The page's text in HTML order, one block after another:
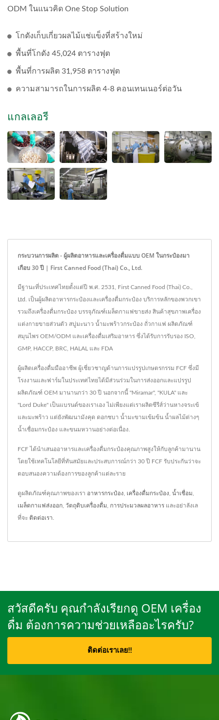
ODM ในแนวคิด One Stop Solution
โกดังเก็บเกี่ยวผลไม้แช่แข็งที่สร้างใหม่
พื้นที่โกดัง 45,024 ตารางฟุต
พื้นที่การผลิต 31,958 ตารางฟุต
ความสามารถในการผลิต 4-8 คอนเทนเนอร์ต่อวัน
แกลเลอรี
กระบวนการผลิต - ผู้ผลิตอาหารและเครื่องดื่มแบบ OEM ในกระป๋องมา
เกือบ 30 ปี | First Canned Food (Thai) Co., Ltd.
มีฐานะที่ประเทศไทยตั้งแต่ปี พ.ศ. 2531, First Canned Food (Thai) Co.,
Ltd. เป็นผู้ผลิตอาหารกระป๋องและเครื่องดื่มกระป๋อง บริการหลักของพวกเขา
รวมถึงเครื่องดื่มกระป๋อง บรรจุภัณฑ์เมล็ดกาแฟขายส่ง สินค้าสุขภาพเครื่อง
แต่งกายขายส่วนตัว สบู่มะนาว น้ำมะพร้าวกระป๋อง ถั่วกาแฟ ผลิตภัณฑ์
สมุนไพร OEM/ODM และเครื่องดื่มเสริมอาหาร ซึ่งได้รับการรับรอง ISO,
GMP, HACCP, BRC, HALAL และ FDA
ผู้ผลิตเครื่องดื่มมืออาชีพ ผู้เชี่ยวชาญด้านการแปรรูปเกษตรกรรม FCF ซึ่งมี
โรงงานและฟาร์มในประเทศไทยได้มีส่วนร่วมในการส่งออกและแปรรูป
ผลิตภัณฑ์ OEM มานานกว่า 30 ปี นอกจากนี้ "Miramar", "KULA" และ
"Lord Duke" เป็นแบรนด์ของเราเอง ไม่เพียงแต่เราผลิตซีรีส์ว่านหางจระเข้
และมะพร้าว แต่ยังพัฒนามังคุด ดอกชบา น้ำมะขามเข้มข้น น้ำผลไม้ต่างๆ
น้ำเชื่อมกระป๋อง และขนมหวานอย่างต่อเนื่อง.
FCF ได้นำเสนออาหารและเครื่องดื่มกระป๋องคุณภาพสูงให้กับลูกค้ามานาน
โดยใช้เทคโนโลยีที่ทันสมัยและประสบการณ์กว่า 30 ปี FCF รับประกันว่าจะ
ตอบสนองความต้องการของลูกค้าแต่ละราย
ดูผลิตภัณฑ์คุณภาพของเรา อาหารกระป๋อง เครื่องดื่มกระป๋อง น้ำเชื่อม
เมล็ดกาแฟส่งออก วัตถุดิบเครื่องดื่ม การประมวลผลอาหาร และอย่าลังเล
ที่จะ ติดต่อเรา
สวัสดีครับ คุณกำลังเรียกดู OEM เครื่อง
ดื่ม ต้องการความช่วยเหลืออะไรครับ?
ติดต่อเราเลย!!